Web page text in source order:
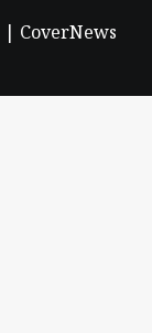
| CoverNews